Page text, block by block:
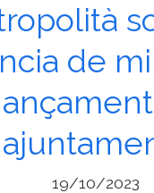
de
19/10/2023